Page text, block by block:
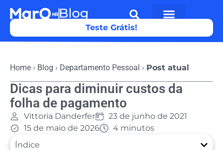
Teste Grátis!
Home › Blog › Departamento Pessoal › Post atual
Dicas para diminuir custos da
folha de pagamento
Vittoria Danderfer
23 de junho de 2021
15 de maio de 2026
4 minutos
Índice